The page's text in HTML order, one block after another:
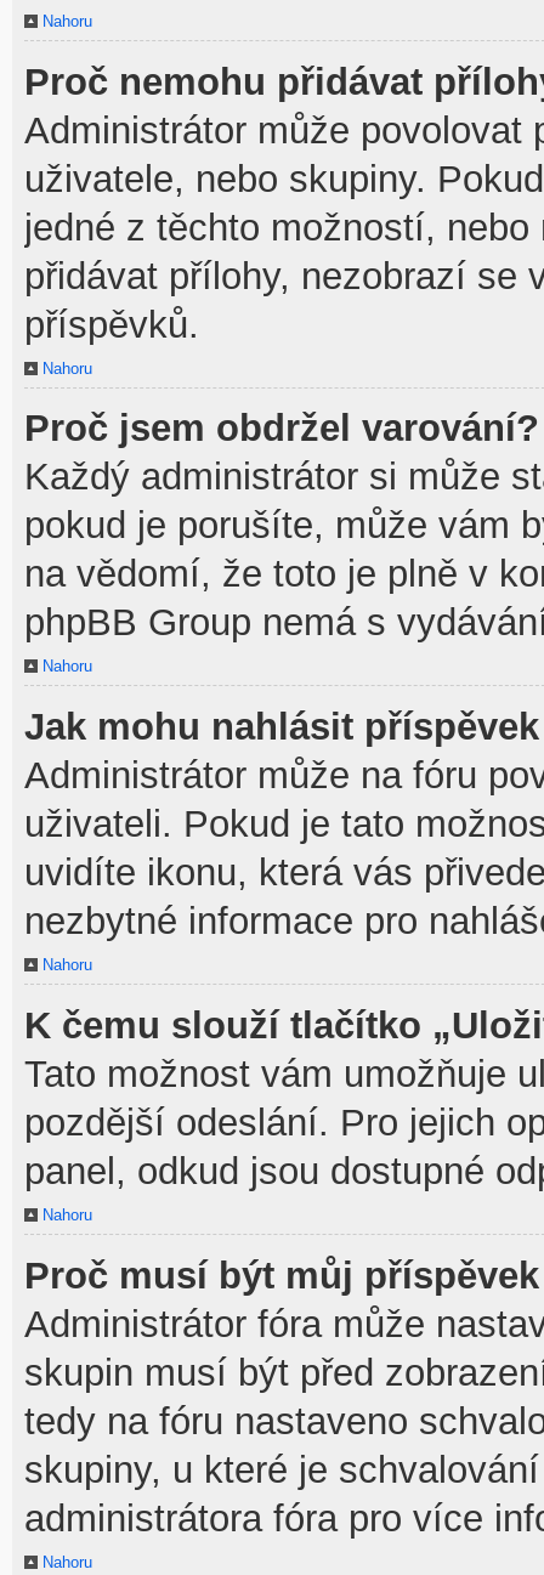
Nahoru
Proč nemohu přidávat
Administrátor může povolovat
uživatele, nebo skupiny.
jedné z těchto možností,
přidávat přílohy, nezobrazí se
příspěvků.
Nahoru
Proč jsem obdržel varování?
Každý administrátor si může
pokud je porušíte, může vám
na vědomí, že toto je plně v
phpBB Group nemá s
Nahoru
Jak mohu nahlásit
Administrátor může na fóru
uživateli. Pokud je tato
uvidíte ikonu, která vás
nezbytné informace pro
Nahoru
K čemu slouží tlačítko
Tato možnost vám umožňuje
pozdější odeslání. Pro jejich
panel, odkud jsou dostupné
Nahoru
Proč musí být můj
Administrátor fóra může
skupin musí být před
tedy na fóru nastaveno
skupiny, u které je
administrátora fóra pro více
Nahoru